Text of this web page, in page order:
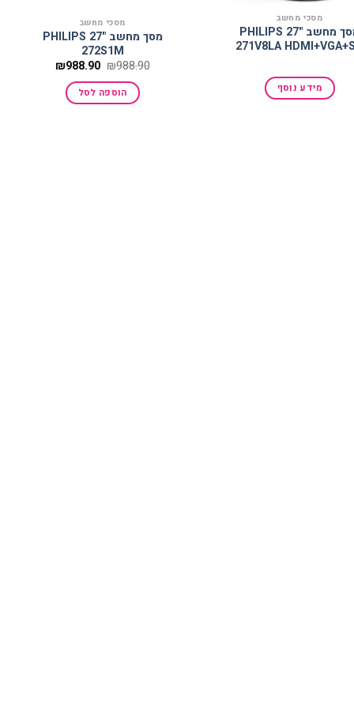
מסכי מחשב
מסך מחשב PHILIPS 27"
271V8LA
מידע נוסף
מסכי מחשב
מסך מחשב PHILIPS 27"
272S1M
₪988.90 המחיר
היה:
₪988.90.
₪988.90
הוספה לסל